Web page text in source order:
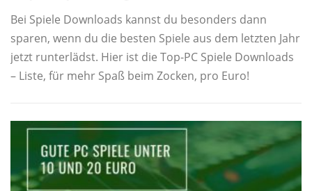
Bei Spiele Downloads kannst du besonders dann
sparen, wenn du die besten Spiele aus dem letzten Jahr
jetzt runterlädst. Hier ist die Top-PC Spiele Downloads
– Liste, für mehr Spaß beim Zocken, pro Euro!